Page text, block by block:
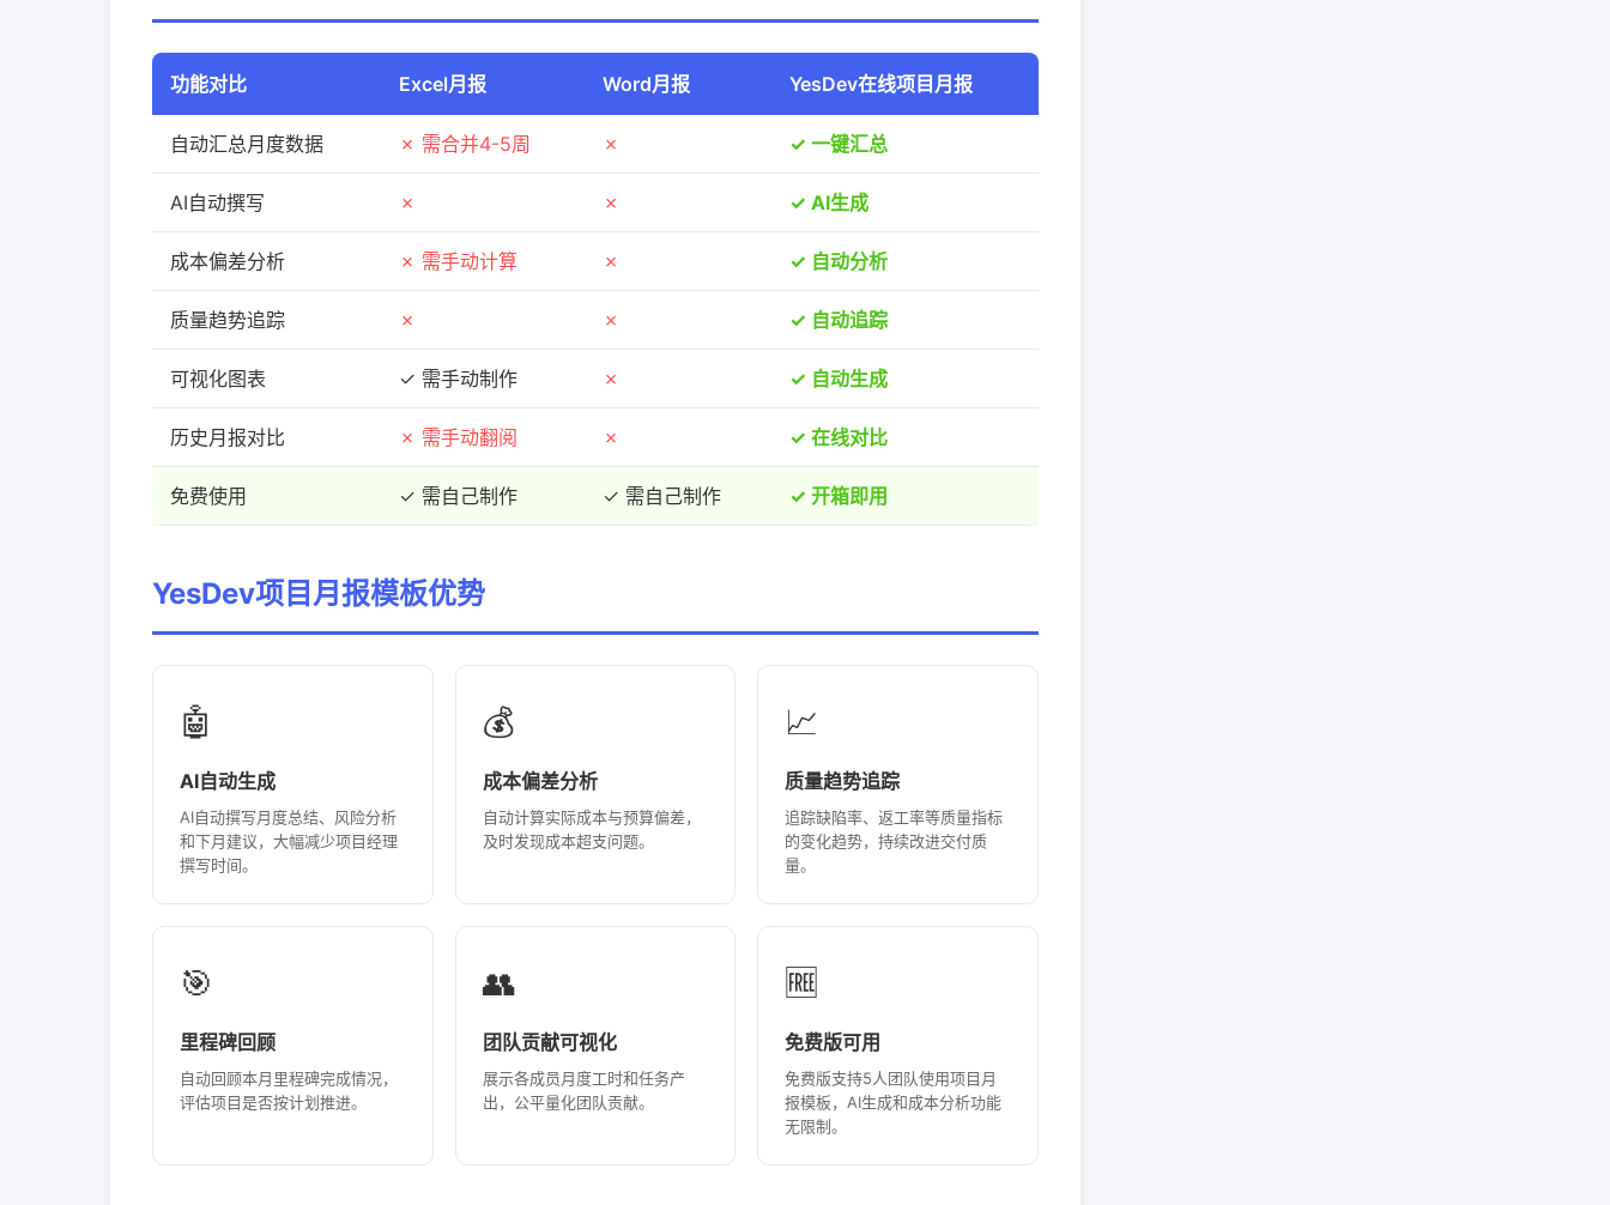
功能对比 Excel月报 Word月报 YesDev在线项目月报
自动汇总月度数据 ✗ 需合并4-5周 ✗ ✓ 一键汇总
AI自动撰写 ✗ ✗ ✓ AI生成
成本偏差分析 ✗ 需手动计算 ✗ ✓ 自动分析
质量趋势追踪 ✗ ✗ ✓ 自动追踪
可视化图表 ✓ 需手动制作 ✗ ✓ 自动生成
历史月报对比 ✗ 需手动翻阅 ✗ ✓ 在线对比
免费使用 ✓ 需自己制作 ✓ 需自己制作 ✓ 开箱即用
YesDev项目月报模板优势
🤖
AI自动生成
AI自动撰写月度总结、风险分析
和下月建议，大幅减少项目经理
撰写时间。
💰
成本偏差分析
自动计算实际成本与预算偏差，
及时发现成本超支问题。
📈
质量趋势追踪
追踪缺陷率、返工率等质量指标
的变化趋势，持续改进交付质
量。
🎯
里程碑回顾
自动回顾本月里程碑完成情况，
评估项目是否按计划推进。
👥
团队贡献可视化
展示各成员月度工时和任务产
出，公平量化团队贡献。
🆓
免费版可用
免费版支持5人团队使用项目月
报模板，AI生成和成本分析功能
无限制。